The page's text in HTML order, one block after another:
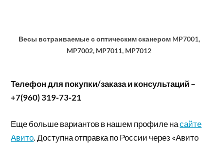
Весы встраиваемые с оптическим сканером MP7001,
MP7002, MP7011, MP7012
Телефон для покупки/заказа и консультаций –
+7(960) 319-73-21
Еще больше вариантов в нашем профиле насайте
Авито. Доступна отправка по России через «Авито